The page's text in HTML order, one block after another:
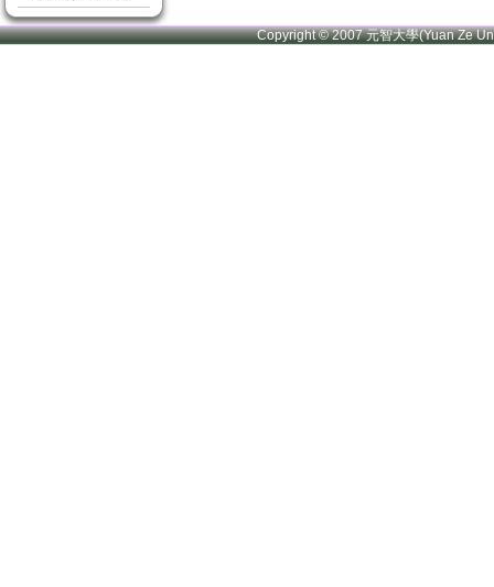
Copyright © 2007 元智大學(Yuan Ze